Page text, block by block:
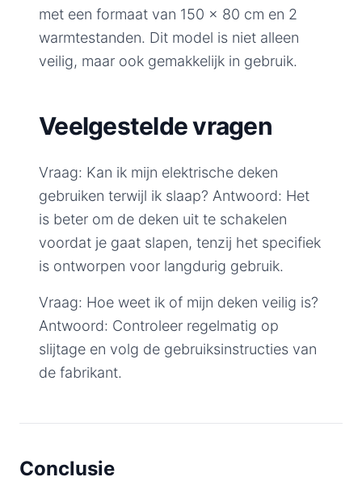
met een formaat van 150 x 80 cm en 2
warmtestanden. Dit model is niet alleen
veilig, maar ook gemakkelijk in gebruik.
Veelgestelde vragen
Vraag: Kan ik mijn elektrische deken
gebruiken terwijl ik slaap? Antwoord: Het
is beter om de deken uit te schakelen
voordat je gaat slapen, tenzij het specifiek
is ontworpen voor langdurig gebruik.
Vraag: Hoe weet ik of mijn deken veilig is?
Antwoord: Controleer regelmatig op
slijtage en volg de gebruiksinstructies van
de fabrikant.
Conclusie